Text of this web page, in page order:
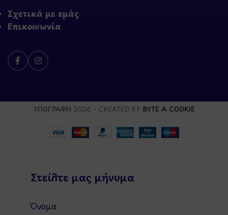
Σχετικά με εμάς
Επικοινωνία
ΥΠΟΓΡΑΦΗ 2026 - CREATED BY BYTE A COOKIE
Στείλτε μας μήνυμα
Όνομα